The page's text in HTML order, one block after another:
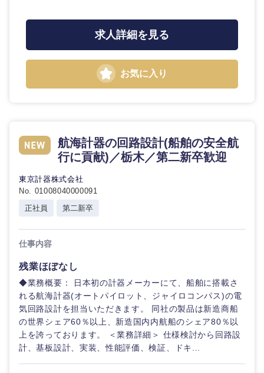
中国・四国地方
鳥取県
岡山県 広島県
山口県 徳島県
求人詳細を見る
お気に入り
航海計器の回路設計(船舶の安全航
行に貢献)／栃木／第二新卒歓迎
東京計器株式会社
No. 01008040000091
正社員
第二新卒
仕事内容
残業ほぼなし
◆業務概要： 日本初の計器メーカーにて、船舶に搭載さ
れる航海計器(オートパイロット、ジャイロコンパス)の電
気回路設計を担当いただきます。 同社の製品は新造商船
の世界シェア60％以上、新造国内内航船のシェア80％以
上を誇っております。 ＜業務詳細＞ 仕様検討から回路設
計、基板設計、実装、性能評価、検証、ドキ...